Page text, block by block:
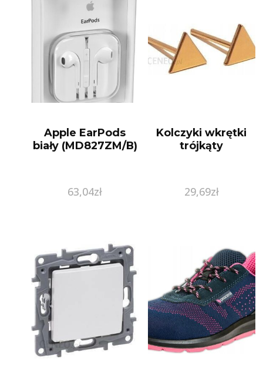
Apple EarPods
biały (MD827ZM/B)
63,04zł
Kolczyki wkrętki
trójkąty
29,69zł